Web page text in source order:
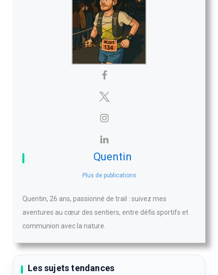
Quentin
Plus de publications
Quentin, 26 ans, passionné de trail : suivez mes
aventures au cœur des sentiers, entre défis sportifs et
communion avec la nature.
Les sujets tendances